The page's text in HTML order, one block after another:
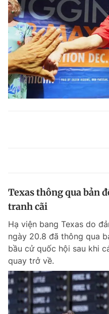
Texas thông qua bản
tranh cãi
Hạ viện bang Texas do
ngày 20.8 đã thông qua
bầu cử quốc hội sau khi
quay trở về.